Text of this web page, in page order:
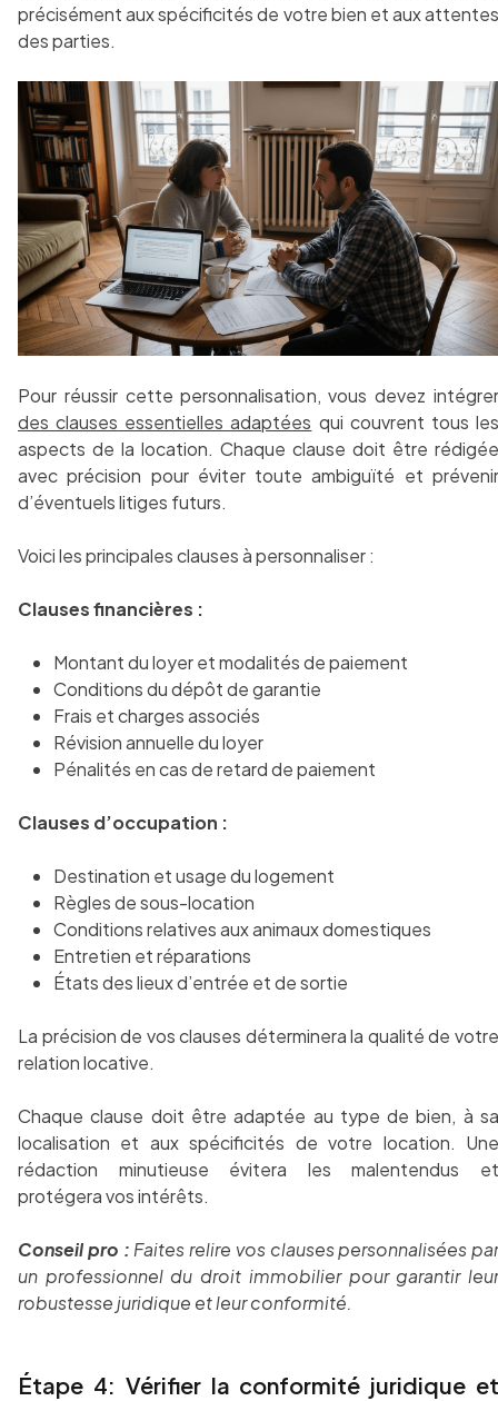
précisément aux spécificités de votre bien et aux attentes
des parties.
Pour réussir cette personnalisation, vous devez intégrer
des clauses essentielles adaptées qui couvrent tous
aspects de la location. Chaque clause doit être rédigée
avec précision pour éviter toute ambiguïté et prévenir
d’éventuels litiges futurs.
Voici les principales clauses à personnaliser :
Clauses financières :
Montant du loyer et modalités de paiement
Conditions du dépôt de garantie
Frais et charges associés
Révision annuelle du loyer
Pénalités en cas de retard de paiement
Clauses d’occupation :
Destination et usage du logement
Règles de sous-location
Conditions relatives aux animaux domestiques
Entretien et réparations
États des lieux d’entrée et de sortie
La précision de vos clauses déterminera la qualité de votre
relation locative.
Chaque clause doit être adaptée au type de bien, à sa
localisation et aux spécificités de votre location. Une
rédaction minutieuse évitera les malentendus et
protégera vos intérêts.
Conseil pro : Faites relire vos clauses personnalisées par
un professionnel du droit immobilier pour garantir leur
robustesse juridique et leur conformité.
Étape 4: Vérifier la conformité juridique et